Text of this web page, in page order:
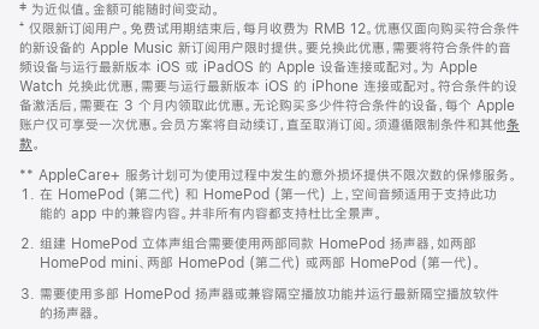
页
页
脚
注
‡ 为近似值。金额可能随时间变动。
⁺ 仅限新订阅用户。免费试用期结束后，每月收费为 RMB 12。优惠仅面向购买符合条件
的新设备的 Apple Music 新订阅用户限时提供。要兑换此优惠，需要将符合条件的音
频设备与运行最新版本 iOS 或 iPadOS 的 Apple 设备连接或配对。为 Apple
Watch 兑换此优惠，需要与运行最新版本 iOS 的 iPhone 连接或配对。符合条件的设
备激活后，需要在 3 个月内领取此优惠。无论购买多少件符合条件的设备，每个 Apple
账户仅可享受一次优惠。会员方案将自动续订，直至取消订阅。须遵循限制条件和其他条
款。
窗
口
中
打
开)
** AppleCare+ 服务计划可为使用过程中发生的意外损坏提供不限次数的保修服务。
在 HomePod (第二代) 和 HomePod (第一代) 上，空间音频适用于支持此功
能的 app 中的兼容内容。并非所有内容都支持杜比全景声。
组建 HomePod 立体声组合需要使用两部同款 HomePod 扬声器，如两部
HomePod mini、两部 HomePod (第二代) 或两部 HomePod (第一代)。
需要使用多部 HomePod 扬声器或兼容隔空播放功能并运行最新隔空播放软件
的扬声器。